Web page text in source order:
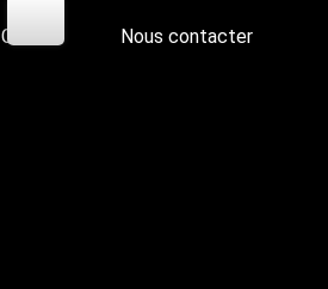
Galerie Nous contacter